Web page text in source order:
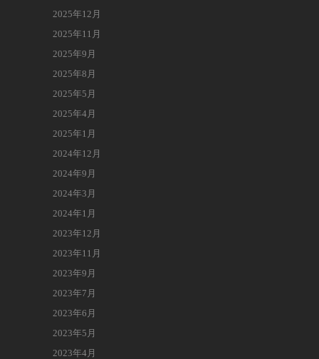
2025年12月
2025年11月
2025年9月
2025年8月
2025年5月
2025年4月
2025年1月
2024年12月
2024年9月
2024年3月
2024年1月
2023年12月
2023年11月
2023年9月
2023年7月
2023年6月
2023年5月
2023年4月